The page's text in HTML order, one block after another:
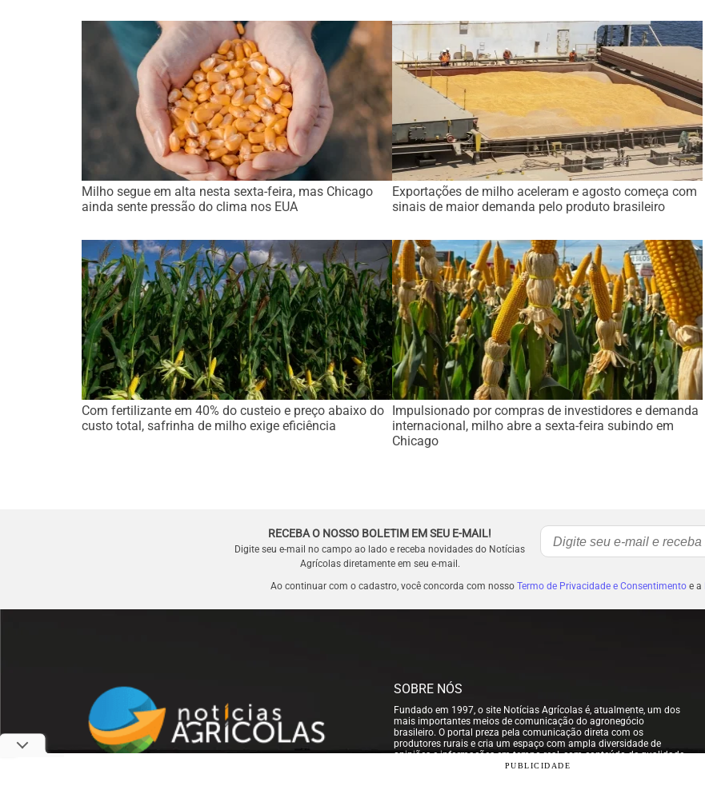
Milho segue em alta nesta sexta-feira, mas Chicago
ainda sente pressão do clima nos EUA
Exportações de milho aceleram e agosto começa com
sinais de maior demanda pelo produto brasileiro
Com fertilizante em 40% do custeio e preço abaixo do
custo total, safrinha de milho exige eficiência
Impulsionado por compras de investidores e demanda
internacional, milho abre a sexta-feira subindo em
Chicago
RECEBA O NOSSO BOLETIM EM SEU E-MAIL!
Digite seu e-mail no campo ao lado e receba novidades do Notícias
Agrícolas diretamente em seu e-mail.
Ao continuar com o cadastro, você concorda com nosso Termo de Privacidade e Consentimentoe a
SOBRE NÓS
Fundado em 1997, o site Notícias Agrícolas é, atualmente, um dos
mais importantes meios de comunicação do agronegócio
brasileiro. O portal preza pela comunicação direta com os
produtores rurais e cria um espaço com ampla diversidade de
opiniões e informações em tempo real, com conteúdo de qualidade
para que nossos usuários possam tomar sempre as melhores
PUBLICIDADE